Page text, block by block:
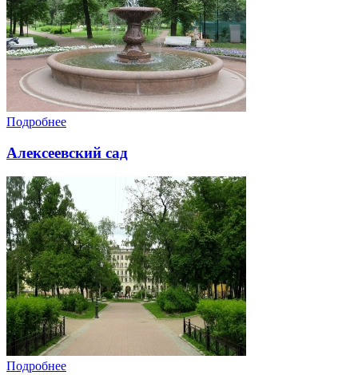
Подробнее
Алексеевский сад
Подробнее